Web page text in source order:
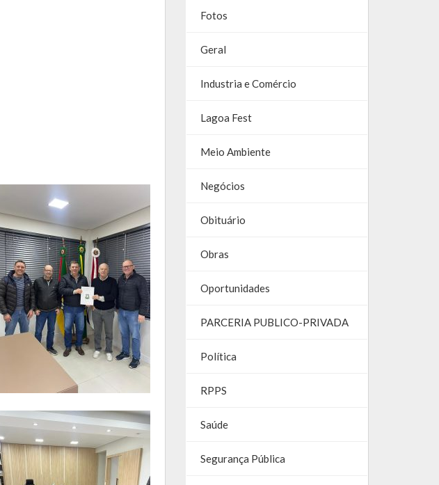
Fotos
Geral
Industria e Comércio
Lagoa Fest
Meio Ambiente
Negócios
Obituário
Obras
Oportunidades
PARCERIA PUBLICO-PRIVADA
Política
RPPS
Saúde
Segurança Pública